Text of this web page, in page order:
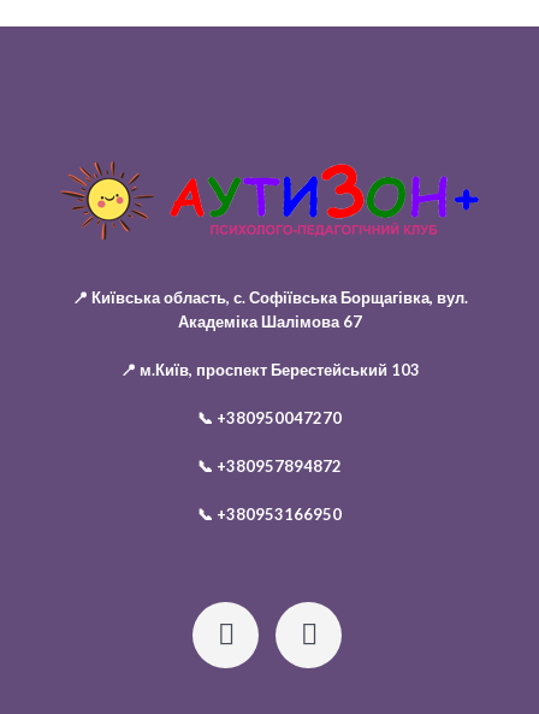
📍 Київська область, с. Софіївська Борщагівка, вул.
Академіка Шалімова 67
📍 м.Київ, проспект Берестейський 103
📞 +380950047270
📞 +380957894872
📞 +380953166950